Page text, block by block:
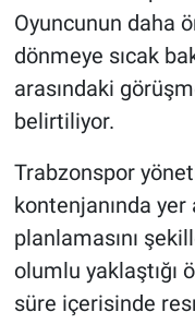
Oyuncunun daha
dönmeye sıcak
arasındaki
belirtiliyor.
Trabzonspor
kontenjanında
planlamasını
olumlu yaklaştığı
süre içerisinde